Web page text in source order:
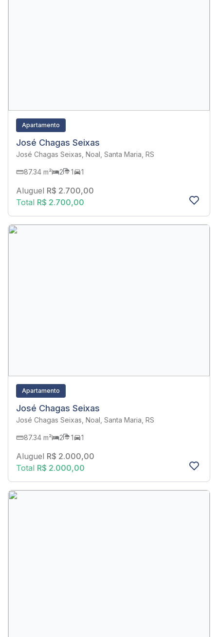
Apartamento
José Chagas Seixas
José Chagas Seixas, Noal, Santa Maria, RS
87.34 m² 2 1 1
Aluguel R$ 2.700,00
Total R$ 2.700,00
Apartamento
José Chagas Seixas
José Chagas Seixas, Noal, Santa Maria, RS
87.34 m² 2 1 1
Aluguel R$ 2.000,00
Total R$ 2.000,00